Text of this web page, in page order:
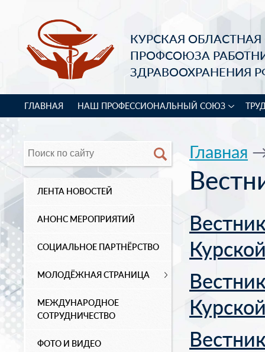
КУРСКАЯ
ПРОФСОЮЗА
ЗДРАВООХРАНЕНИЯ
ГЛАВНАЯ НАШ ПРОФЕССИОНАЛЬНЫЙ СОЮЗ
ЛЕНТА НОВОСТЕЙ
АНОНС МЕРОПРИЯТИЙ
СОЦИАЛЬНОЕ ПАРТНЁРСТВО
МОЛОДЁЖНАЯ СТРАНИЦА
МЕЖДУНАРОДНОЕ
СОТРУДНИЧЕСТВО
ФОТО И ВИДЕО
Главная